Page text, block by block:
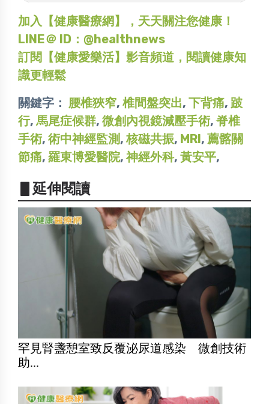
加入【健康醫療網】，天天關注您健康！
LINE＠ ID：@healthnews
訂閱【健康愛樂活】影音頻道，閱讀健康知
識更輕鬆
關鍵字： 腰椎狹窄, 椎間盤突出, 下背痛, 跛
行, 馬尾症候群, 微創內視鏡減壓手術,脊椎
手術, 術中神經監測, 核磁共振, MRI, 薦髂關
節痛, 羅東博愛醫院,神經外科, 黃安平,
▋延伸閱讀
罕見腎盞憩室致反覆泌尿道感染 微創技術
助...